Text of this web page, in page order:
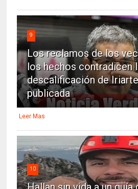
9
Los reclamos de los
los hechos contradicen
descalificación de
publicada
Leer Mas
10